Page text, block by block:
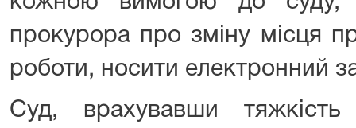
прокурора про зміну місця
роботи, носити електронний
Суд, врахувавши тяжкість